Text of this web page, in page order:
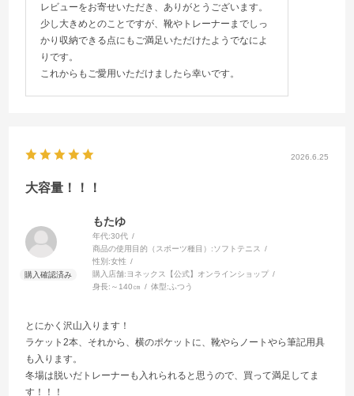
レビューをお寄せいただき、ありがとうございます。
少し大きめとのことですが、靴やトレーナーまでしっ
かり収納できる点にもご満足いただけたようでなによ
りです。
これからもご愛用いただけましたら幸いです。
2026.6.25
大容量！！！
もたゆ
年代:30代
商品の使用目的（スポーツ種目）:ソフトテニス
性別:女性
購入店舗:ヨネックス【公式】オンラインショップ
身長: ～140㎝ 体型:ふつう
とにかく沢山入ります！
ラケット2本、それから、横のポケットに、靴やらノートやら筆記用具
も入ります。
冬場は脱いだトレーナーも入れられると思うので、買って満足してま
す！！！